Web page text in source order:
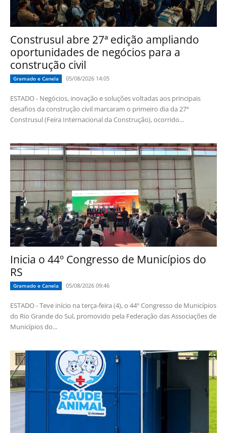
Construsul abre 27ª edição ampliando
oportunidades de negócios para a
construção civil
Gramado e Canela 05/08/2026 14:05
ESTADO - Negócios, inovação e soluções voltadas aos principais
desafios da construção civil marcaram o primeiro dia da 27ª
Construsul (Feira Internacional da Construção), ocorrido...
Inicia o 44º Congresso de Municípios do
RS
Gramado e Canela 05/08/2026 09:46
ESTADO - Teve início na terça-feira (4), o 44º Congresso de Municípios
do Rio Grande do Sul, promovido pela Federação das Associações de
Municípios do...